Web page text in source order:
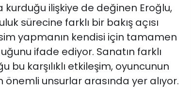
ilişkiye de değinen Eroğlu,
sürecine farklı bir bakış açısı
yapmanın kendisi için tamamen
ifade ediyor. Sanatın farklı
bu karşılıklı etkileşim, oyuncunun
unsurlar arasında yer alıyor.